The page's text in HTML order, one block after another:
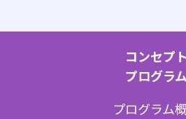
コンセプト
プログラム
プログラム